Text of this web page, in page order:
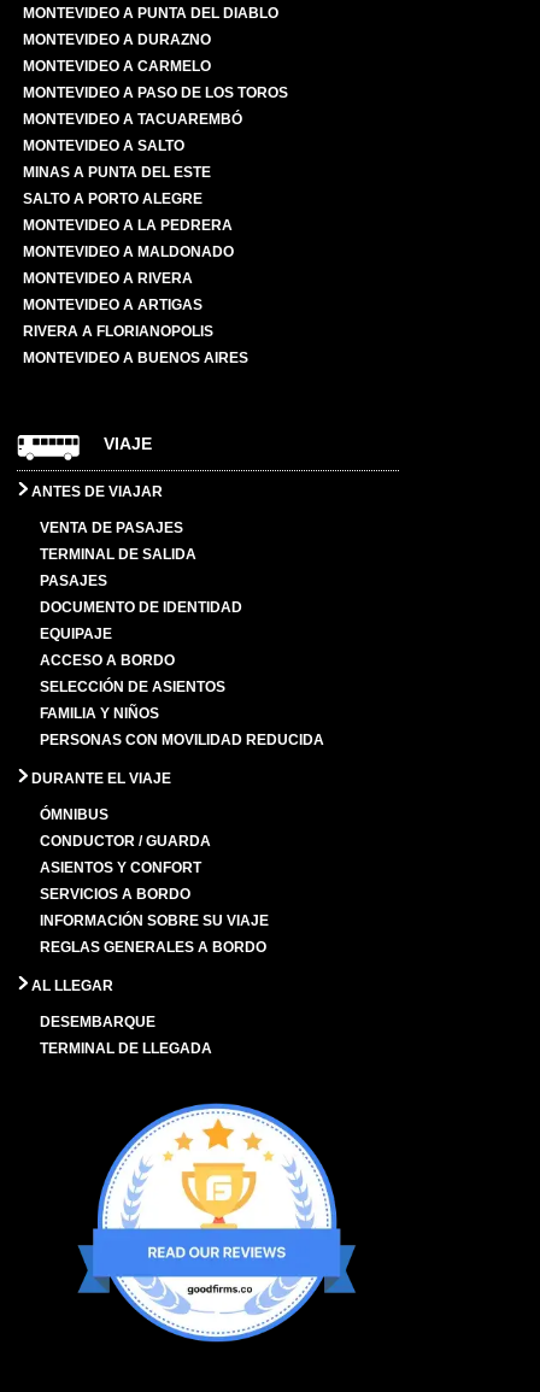
MONTEVIDEO A PUNTA DEL DIABLO
MONTEVIDEO A DURAZNO
MONTEVIDEO A CARMELO
MONTEVIDEO A PASO DE LOS TOROS
MONTEVIDEO A TACUAREMBÓ
MONTEVIDEO A SALTO
MINAS A PUNTA DEL ESTE
SALTO A PORTO ALEGRE
MONTEVIDEO A LA PEDRERA
MONTEVIDEO A MALDONADO
MONTEVIDEO A RIVERA
MONTEVIDEO A ARTIGAS
RIVERA A FLORIANOPOLIS
MONTEVIDEO A BUENOS AIRES
VIAJE
ANTES DE VIAJAR
VENTA DE PASAJES
TERMINAL DE SALIDA
PASAJES
DOCUMENTO DE IDENTIDAD
EQUIPAJE
ACCESO A BORDO
SELECCIÓN DE ASIENTOS
FAMILIA Y NIÑOS
PERSONAS CON MOVILIDAD REDUCIDA
DURANTE EL VIAJE
ÓMNIBUS
CONDUCTOR / GUARDA
ASIENTOS Y CONFORT
SERVICIOS A BORDO
INFORMACIÓN SOBRE SU VIAJE
REGLAS GENERALES A BORDO
AL LLEGAR
DESEMBARQUE
TERMINAL DE LLEGADA